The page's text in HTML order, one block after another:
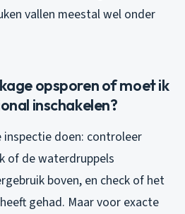
vallen meestal wel onder
opsporen of moet ik
inschakelen?
doen: controleer
of de waterdruppels
boven, en check of het
gehad. Maar voor exacte